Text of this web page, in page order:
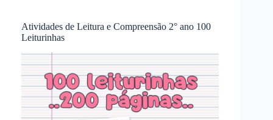
Atividades de Leitura e Compreensão 2° ano 100
Leiturinhas